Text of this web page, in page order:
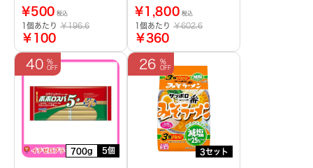
¥500 税込
1個あたり ￥196.6
￥100
¥1,800 税込
1個あたり ￥602.6
￥360
700g 5個
40
3セット
26